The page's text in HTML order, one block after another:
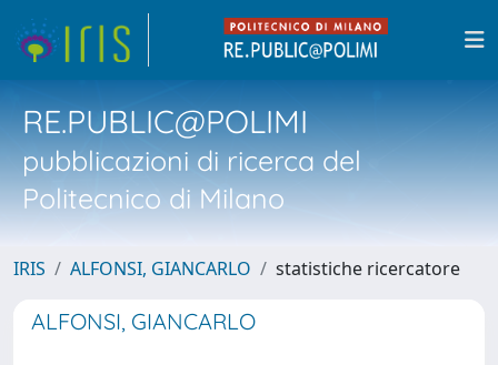
RE.PUBLIC@POLIMI
pubblicazioni di ricerca del
Politecnico di Milano
IRIS ALFONSI, GIANCARLO statistiche ricercatore
ALFONSI, GIANCARLO